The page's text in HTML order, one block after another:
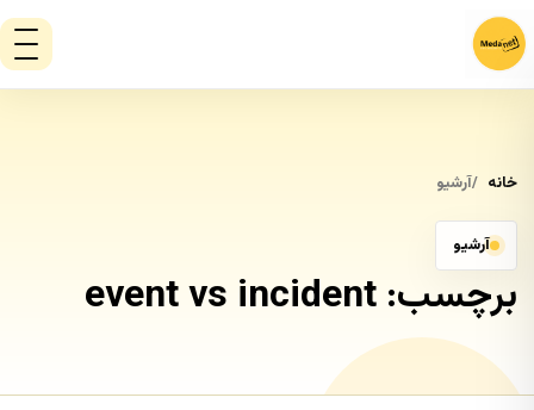
خانه آرشیو
آرشیو
برچسب: event vs incident